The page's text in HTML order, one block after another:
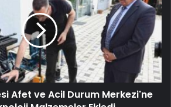
Afet ve Acil Durum Merkezi'ne